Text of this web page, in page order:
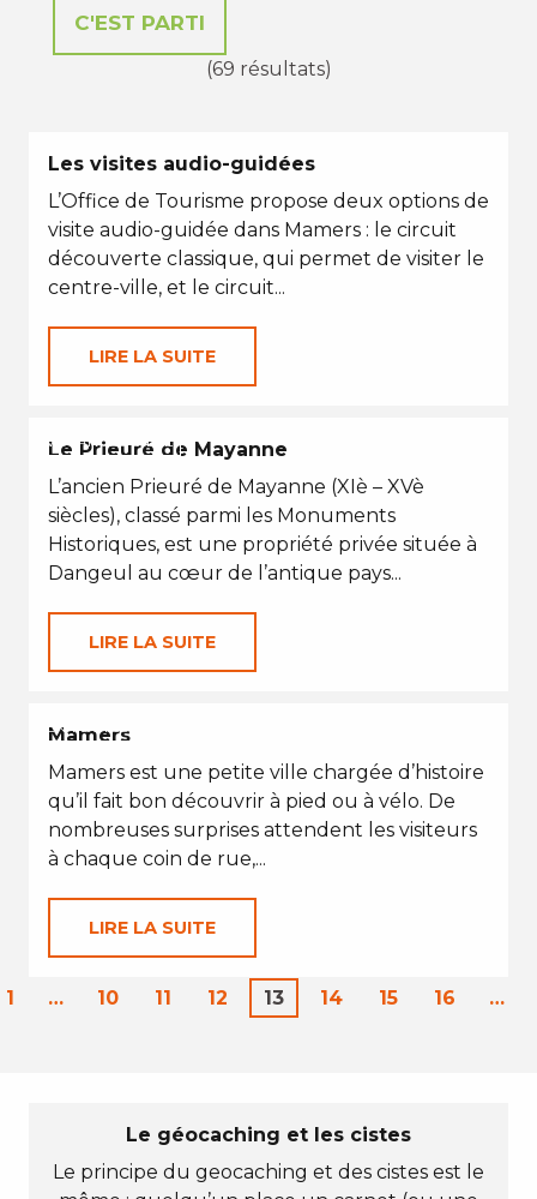
(69 résultats)
Les visites audio-guidées
L’Office de Tourisme propose deux options de
visite audio-guidée dans Mamers : le circuit
découverte classique, qui permet de visiter le
centre-ville, et le circuit...
LIRE LA SUITE
VACANCES D'ÉTÉ
Le Prieuré de Mayanne
L’ancien Prieuré de Mayanne (XIè – XVè
siècles), classé parmi les Monuments
Historiques, est une propriété privée située à
Dangeul au cœur de l’antique pays...
LIRE LA SUITE
EN TOUTES SAISONS
Mamers
Mamers est une petite ville chargée d’histoire
qu’il fait bon découvrir à pied ou à vélo. De
nombreuses surprises attendent les visiteurs
à chaque coin de rue,...
LIRE LA SUITE
1 … 10 11 12 13 14 15 16 …
Le géocaching et les cistes
Le principe du geocaching et des cistes est le